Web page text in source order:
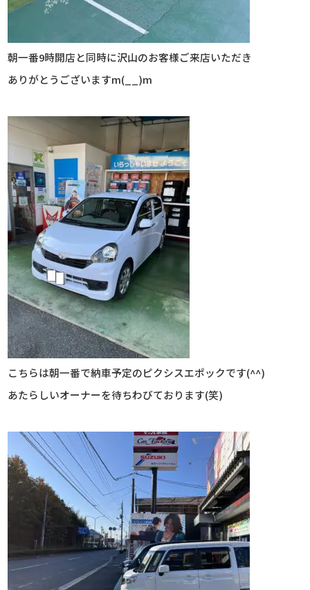
朝一番9時開店と同時に沢山のお客様ご来店いただき
ありがとうございますm(__)m
こちらは朝一番で納車予定のピクシスエポックです(^^)
あたらしいオーナーを待ちわびております(笑)